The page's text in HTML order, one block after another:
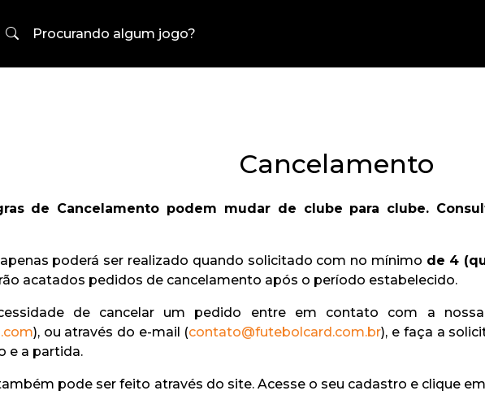
Cancelamento
de Cancelamento podem mudar de clube para clube.
poderá ser realizado quando solicitado com no mínimo de 4
acatados pedidos de cancelamento após o período estabelecido.
de cancelar um pedido entre em contato com a
), ou através do e-mail (contato@futebolcard.com.br), e faça a
e a partida.
pode ser feito através do site. Acesse o seu cadastro e clique